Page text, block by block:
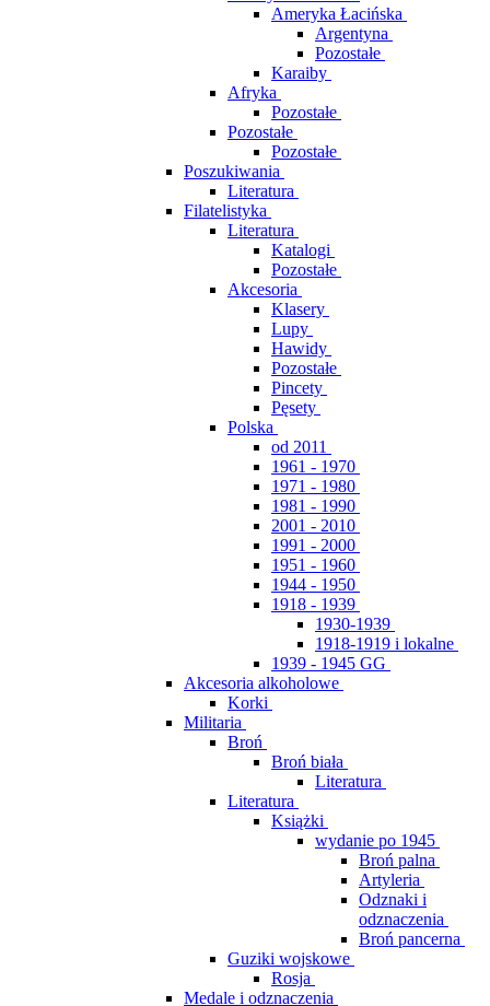
Ameryka Łacińska
Argentyna
Pozostałe
Karaiby
Afryka
Pozostałe
Pozostałe
Pozostałe
Poszukiwania
Literatura
Filatelistyka
Literatura
Katalogi
Pozostałe
Akcesoria
Klasery
Lupy
Hawidy
Pozostałe
Pincety
Pęsety
Polska
od 2011
1961 - 1970
1971 - 1980
1981 - 1990
2001 - 2010
1991 - 2000
1951 - 1960
1944 - 1950
1918 - 1939
1930-1939
1918-1919 i lokalne
1939 - 1945 GG
Akcesoria alkoholowe
Korki
Militaria
Broń
Broń biała
Literatura
Literatura
Książki
wydanie po 1945
Broń palna
Artyleria
Odznaki i
odznaczenia
Broń pancerna
Guziki wojskowe
Rosja
Medale i odznaczenia